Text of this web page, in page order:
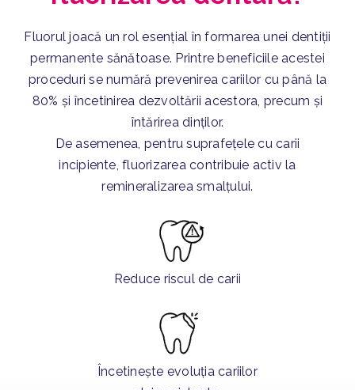
Fluorul joacă un rol esențial în formarea unei dentiții
permanente sănătoase. Printre beneficiile acestei
proceduri se numără prevenirea cariilor cu până la
80% și încetinirea dezvoltării acestora, precum și
întărirea dinților.
De asemenea, pentru suprafețele cu carii
incipiente, fluorizarea contribuie activ la
remineralizarea smalțului.
Reduce riscul de carii
Încetinește evoluția cariilor